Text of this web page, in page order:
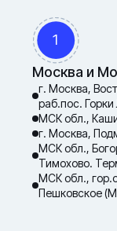
1
Москва и
г. Москва,
раб.пос.
МСК обл.,
г. Москва,
МСК обл.,
Тимохово.
МСК обл.,
Пешковское